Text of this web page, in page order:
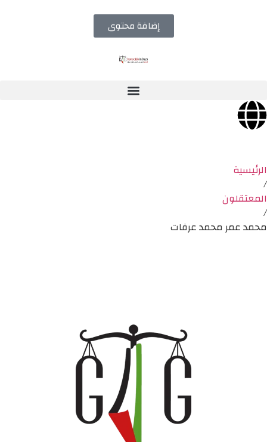
إضافة محتوى
الرئيسية
/
المعتقلون
/
محمد عمر محمد عرفات